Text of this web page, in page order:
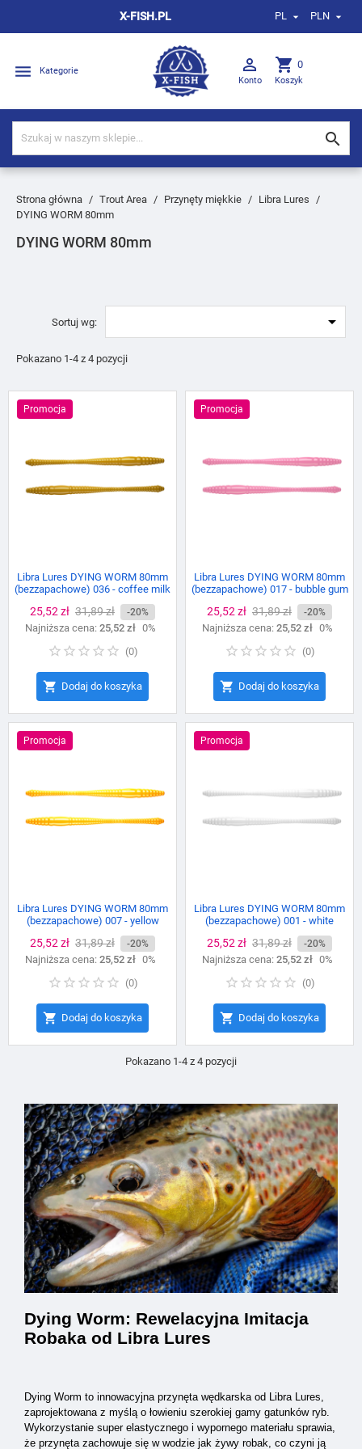
X-FISH.PL PL  PLN 
 Kategorie 
Konto
shopping_cart 0
Koszyk

Strona główna Trout Area Przynęty miękkie
Libra Lures
DYING WORM 80mm
DYING WORM 80mm
Sortuj wg: 
Pokazano 1-4 z 4 pozycji
Promocja
Libra Lures DYING WORM 80mm
(bezzapachowe) 036 - coffee milk
Cena
25,52 zł Cena
podstawowa
31,89 zł -20%
Najniższa cena: 25,52 zł 0%
(0)
 Dodaj do koszyka
Promocja
Libra Lures DYING WORM 80mm
(bezzapachowe) 017 - bubble gum
Cena
25,52 zł Cena
podstawowa
31,89 zł -20%
Najniższa cena: 25,52 zł 0%
(0)
 Dodaj do koszyka
Promocja
Libra Lures DYING WORM 80mm
(bezzapachowe) 007 - yellow
Cena
25,52 zł Cena
podstawowa
31,89 zł -20%
Najniższa cena: 25,52 zł 0%
(0)
 Dodaj do koszyka
Promocja
Libra Lures DYING WORM 80mm
(bezzapachowe) 001 - white
Cena
25,52 zł Cena
podstawowa
31,89 zł -20%
Najniższa cena: 25,52 zł 0%
(0)
 Dodaj do koszyka
Pokazano 1-4 z 4 pozycji
Dying Worm: Rewelacyjna Imitacja
Robaka od Libra Lures
Dying Worm to innowacyjna przynęta wędkarska od Libra Lures,
zaprojektowana z myślą o łowieniu szerokiej gamy gatunków ryb.
Wykorzystanie super elastycznego i wypornego materiału sprawia,
że przynęta zachowuje się w wodzie jak żywy robak, co czyni ją